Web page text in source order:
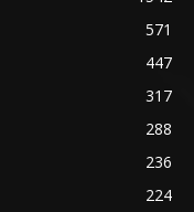
571
447
317
288
236
224